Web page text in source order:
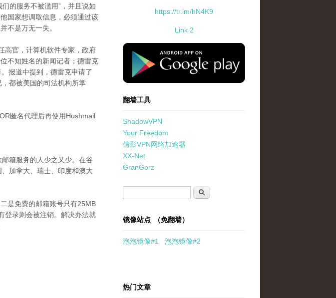
的服务不被滥用”，并且说如
国家想调取信息，必须通过该
不是万无一失。
高官，计算机软件专家，政府
不知姓名的新闻记者；德雷克
报道中提到，德雷克申请了
都被美国的司法机构所掌
匿名代理后再使用Hushmail
箱服务的人少之又少。在谷
加拿大、瑞士、印度和澳大
是免费的邮箱账号只有25MB
登录则会被注销。解决办法就
https://tr.im/hN4K9
Link 2
standard-icon-googleplay-app-store.png
翻墙工具
ShadowVPN
Your Freedom
倩影VPN网络加速器
XX-Net
GranGorz
搜索
镜像站点 （免翻墙）
泡泡镜像#1 泡泡镜像#2
热门文章